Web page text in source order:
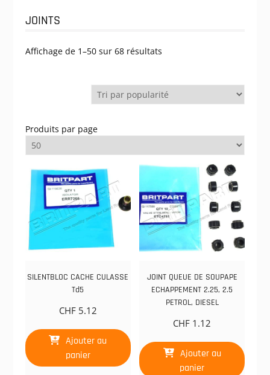
JOINTS
Affichage de 1–50 sur 68 résultatsTrié
Produits par page
SILENTBLOC CACHE CULASSE
Td5
CHF5.12
Ajouter au
panier
JOINT QUEUE DE SOUPAPE
ECHAPPEMENT 2.25, 2.5
PETROL, DIESEL
CHF 1.12
Ajouter au
panier